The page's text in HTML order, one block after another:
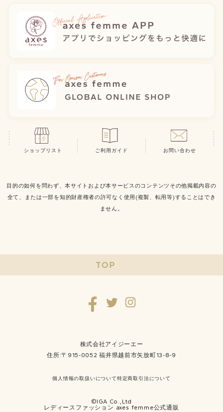
ショップリスト ご利用ガイド お問い合わせ
目的の如何を問わず、本サイトおよび本サービスのコンテンツその他掲載内容の
全て、または一部を知的財産権者の許可なく使用(複製、転用等)することはでき
ません。
TOP
株式会社アイジーエー
住所:〒915-0052 福井県越前市矢放町13-8-9
個人情報の取扱いについて特定商取引法について
©IGA Co.,Ltd
レディースファッション axes femme公式通販